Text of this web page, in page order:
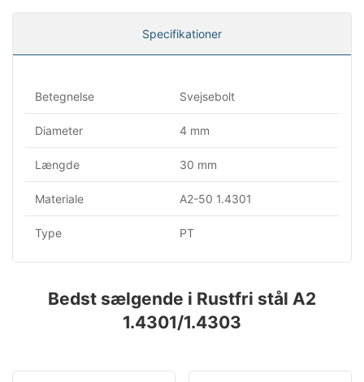
Specifikationer
Betegnelse Svejsebolt
Diameter 4 mm
Længde 30 mm
Materiale A2-50 1.4301
Type PT
Bedst sælgende i Rustfri stål A2
1.4301/1.4303